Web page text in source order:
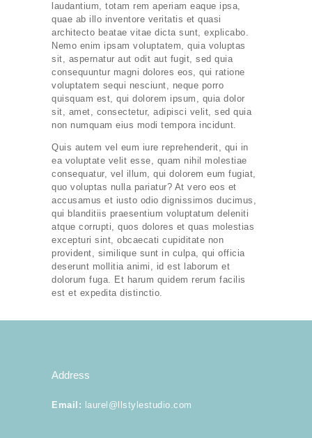
Our Services
Makeovers
Dress To Impress
Your Image
More
laudantium, totam rem aperiam eaque ipsa,
quae ab illo inventore veritatis et quasi
architecto beatae vitae dicta sunt, explicabo.
Nemo enim ipsam voluptatem, quia voluptas
sit, aspernatur aut odit aut fugit, sed quia
consequuntur magni dolores eos, qui ratione
voluptatem sequi nesciunt, neque porro
quisquam est, qui dolorem ipsum, quia dolor
sit, amet, consectetur, adipisci velit, sed quia
non numquam eius modi tempora incidunt.
Quis autem vel eum iure reprehenderit, qui in
ea voluptate velit esse, quam nihil molestiae
consequatur, vel illum, qui dolorem eum fugiat,
quo voluptas nulla pariatur? At vero eos et
accusamus et iusto odio dignissimos ducimus,
qui blanditiis praesentium voluptatum deleniti
atque corrupti, quos dolores et quas molestias
excepturi sint, obcaecati cupiditate non
provident, similique sunt in culpa, qui officia
deserunt mollitia animi, id est laborum et
dolorum fuga. Et harum quidem rerum facilis
est et expedita distinctio.
Address
Email : laurel@llstylestudio.com